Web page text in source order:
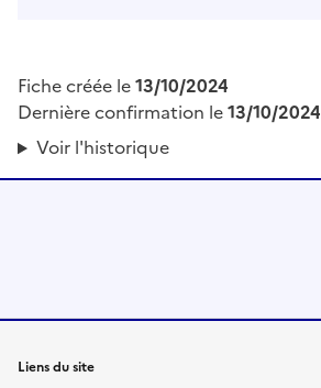
Fiche créée le13/10/2024
Dernière confirmation le13/10/2024
Voir l'historique
Liens du site